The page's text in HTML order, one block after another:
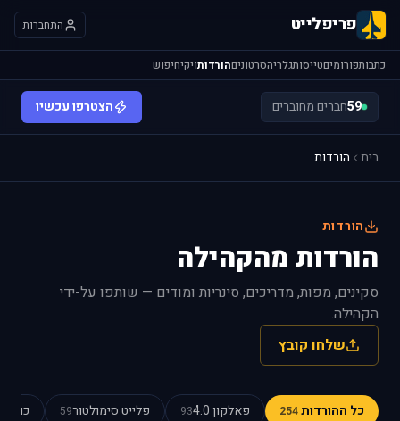
פריפלייט התחברות
כתבותפורומיםטייסותגלריהסרטוניםהורדותויקיחיפוש
59חברים מחוברים הצטרפו עכשיו
בית הורדות
הורדות
הורדות מהקהילה
סקינים, מפות, מדריכים, סינריות ומודים — שותפו על-ידי
הקהילה.
שלחו קובץ
כל ההורדות254 פאלקון 4.0 93 פלייט סימולטור59 כוכב